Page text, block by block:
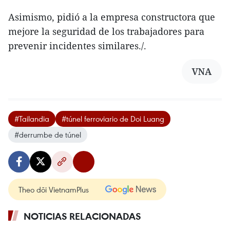
Asimismo, pidió a la empresa constructora que
mejore la seguridad de los trabajadores para
prevenir incidentes similares./.
VNA
#Tailandia
#túnel ferroviario de Doi Luang
#derrumbe de túnel
Theo dõi VietnamPlus
NOTICIAS RELACIONADAS